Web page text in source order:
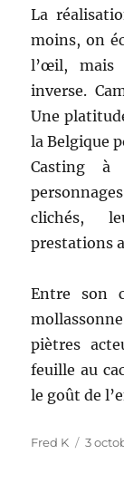
La
moins, on
l’œil, mais
inverse.
Une
la Belgique
Casting
clichés,
prestations
Entre son
piètres
feuille au
le goût de
Auteur
Fred K
Publié
3